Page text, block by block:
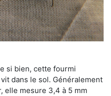
si bien, cette fourmi
dans le sol. Généralement
elle mesure 3,4 à 5 mm